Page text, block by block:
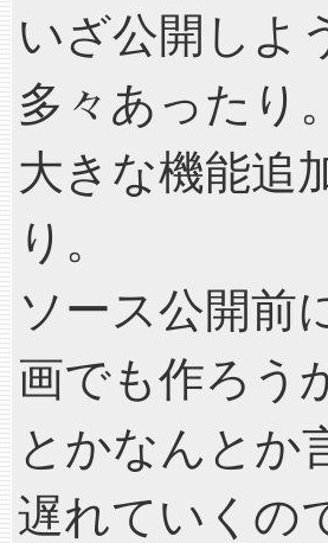
いざ公開しよ
多々あったり
大きな機能追
り。
ソース公開前
画でも作ろう
とかなんとか
遅れていくの